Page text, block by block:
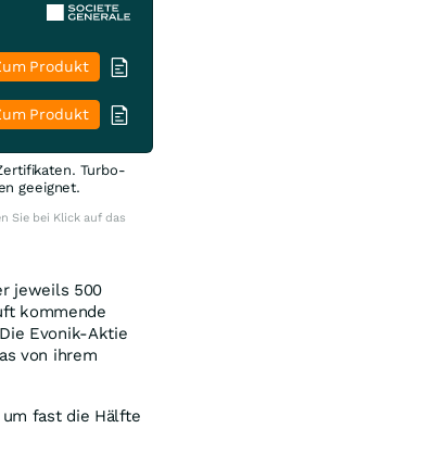
Produkt
Produkt
Turbo-
geeignet.
Sie bei Klick auf das
jeweils 500
kommende
Evonik-Aktie
von ihrem
fast die Hälfte